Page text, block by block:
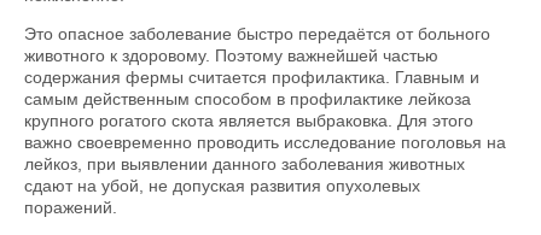
Это опасное заболевание быстро передаётся от больного
животного к здоровому. Поэтому важнейшей частью
содержания фермы считается профилактика. Главным и
самым действенным способом в профилактике лейкоза
крупного рогатого скота является выбраковка. Для этого
важно своевременно проводить исследование поголовья на
лейкоз, при выявлении данного заболевания животных
сдают на убой, не допуская развития опухолевых
поражений.